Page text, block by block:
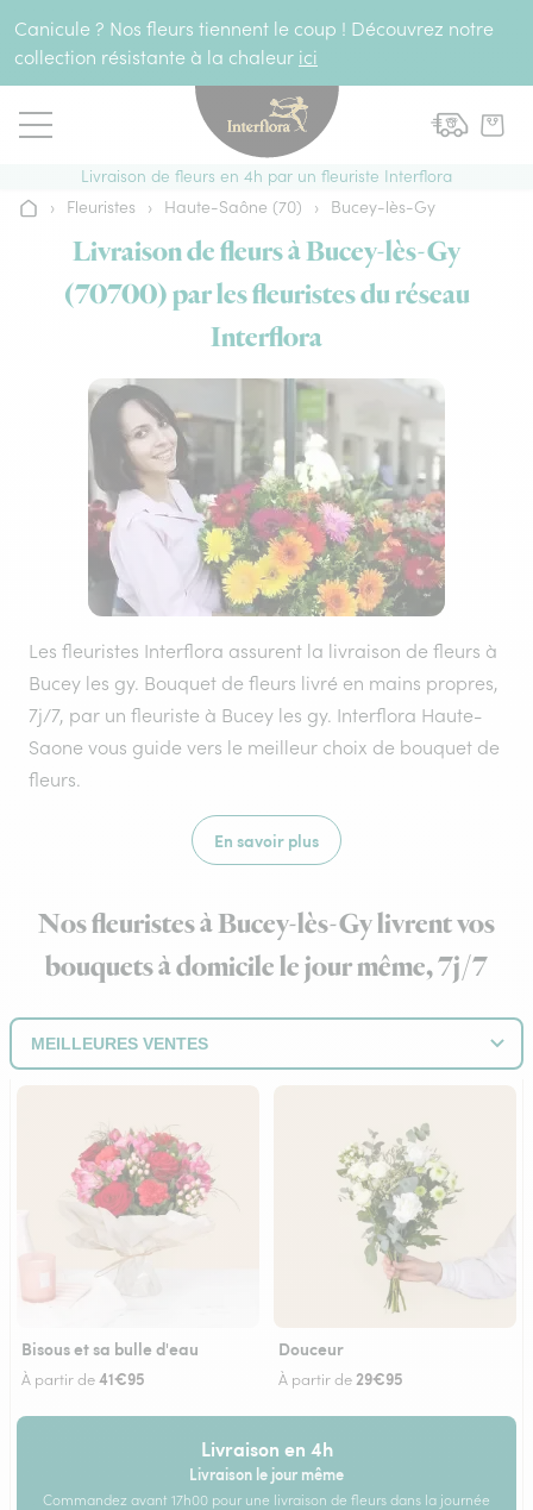
Canicule ? Nos fleurs tiennent le coup ! Découvrez notre
collection résistante à la chaleur ici
Livraison de fleurs en 4h par un fleuriste Interflora
Accueil
› Fleuristes › Haute-Saône (70) › Bucey-lès-Gy
Livraison de fleurs à Bucey-lès-Gy
(70700) par les fleuristes du réseau
Interflora
Les fleuristes Interflora assurent la livraison de fleurs à
Bucey les gy. Bouquet de fleurs livré en mains propres,
7j/7, par un fleuriste à Bucey les gy. Interflora Haute-
Saone vous guide vers le meilleur choix de bouquet de
fleurs.
En savoir plus
Nos fleuristes à Bucey-lès-Gy livrent vos
bouquets à domicile le jour même, 7j/7
Bisous et sa bulle d'eau
À partir de41€95
Douceur
À partir de29€95
Livraison en 4h
Livraison le jour même
Commandez avant 17h00 pour une livraison de fleurs dans la journée